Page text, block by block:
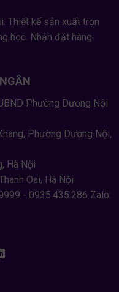
Thiết kế sản xuất trọn
học. Nhận đặt hàng
Phường Dương Nội
Phường Dương Nội,
Hà Nội
Oai, Hà Nội
- 0935.435.286 Zalo: